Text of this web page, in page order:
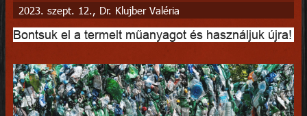
2023. szept. 12., Dr. Klujber Valéria
Bontsuk el a termelt műanyagot és használjuk újra!